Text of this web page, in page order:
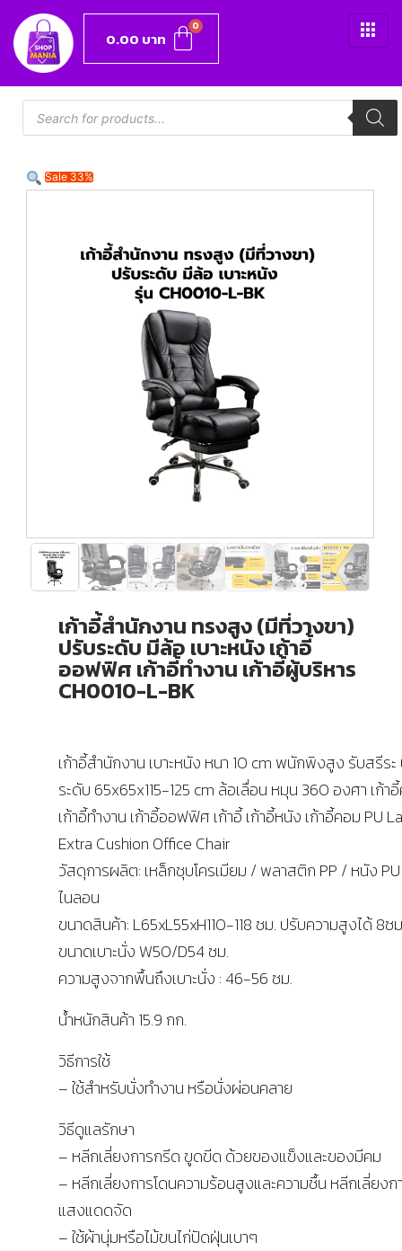
0.00 บาท
Sale 33%
เก้าอี้สำนักงาน ทรงสูง (มีที่วางขา)
ปรับระดับ มีล้อ เบาะหนัง เก้าอี้
ออฟฟิศ เก้าอี้ทำงาน เก้าอี้ผู้บริหาร
CH0010-L-BK
เก้าอี้สำนักงาน เบาะหนัง หนา 10 cm พนักพิงสูง รับสรีร
ระดับ 65x65x115-125 cm ล้อเลื่อน หมุน 360 องศา เก้า
เก้าอี้ทำงาน เก้าอี้ออฟฟิศ เก้าอี้ เก้าอี้หนัง เก้าอี้คอม PU
Extra Cushion Office Chair
วัสดุการผลิต: เหล็กชุบโครเมียม / พลาสติก PP / หนัง
ไนลอน
ขนาดสินค้า: L65xL55xH110-118 ซม. ปรับความสูงได้ 8ซ
ขนาดเบาะนั่ง W50/D54 ซม.
ความสูงจากพื้นถึงเบาะนั่ง : 46-56 ซม.
น้ำหนักสินค้า 15.9 กก.
วิธีการใช้
– ใช้สำหรับนั่งทำงาน หรือนั่งผ่อนคลาย
วิธีดูแลรักษา
– หลีกเลี่ยงการกรีด ขูดขีด ด้วยของแข็งและของมีคม
– หลีกเลี่ยงการโดนความร้อนสูงและความชื้น หลีกเลี่ยงก
แสงแดดจัด
– ใช้ผ้านุ่มหรือไม้ขนไก่ปัดฝุ่นเบาๆ